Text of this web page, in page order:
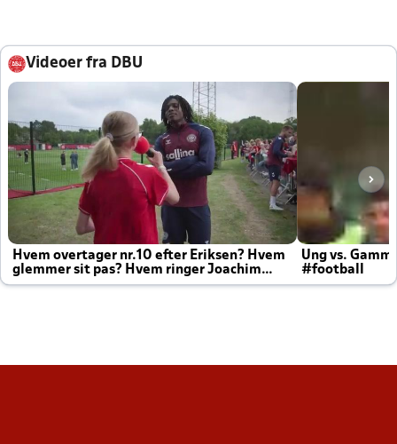
Videoer fra DBU
Hvem overtager nr.10 efter Eriksen? Hvem
glemmer sit pas? Hvem ringer Joachim
altid til efter kampe?
Ung vs.
#football